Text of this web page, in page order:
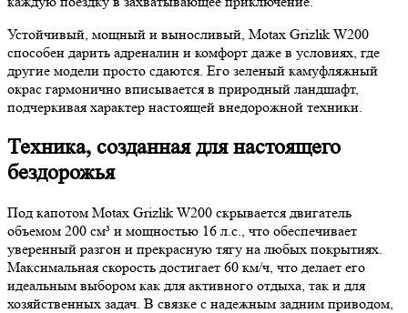
Устойчивый, мощный и выносливый, Motax Grizlik W200
способен дарить адреналин и комфорт даже в условиях, где
другие модели просто сдаются. Его зеленый камуфляжный
окрас гармонично вписывается в природный ландшафт,
подчеркивая характер настоящей внедорожной техники.
Техника, созданная для настоящего
бездорожья
Под капотом Motax Grizlik W200 скрывается двигатель
объемом 200 см³ и мощностью 16 л.с., что обеспечивает
уверенный разгон и прекрасную тягу на любых покрытиях.
Максимальная скорость достигает 60 км/ч, что делает его
идеальным выбором как для активного отдыха, так и для
хозяйственных задач. В связке с надежным задним приводом,